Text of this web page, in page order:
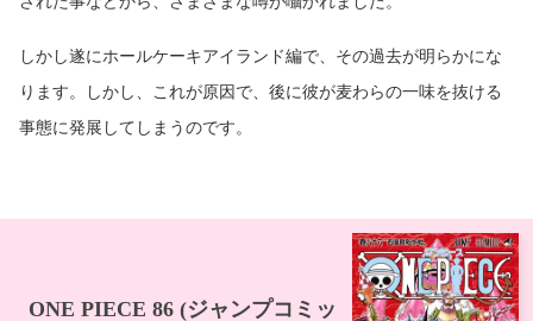
しかし遂にホールケーキアイランド編で、その過去が明らかにな
ります。しかし、これが原因で、後に彼が麦わらの一味を抜ける
事態に発展してしまうのです。